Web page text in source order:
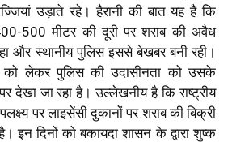
उड़ाते रहे। हैरानी की बात यह है कि
500 मीटर की दूरी पर शराब की अवैध
और स्थानीय पुलिस इससे बेखबर बनी रही।
को लेकर पुलिस की उदासीनता को उसके
देखा जा रहा है। उल्लेखनीय है कि राष्ट्रीय
पर लाइसेंसी दुकानों पर शराब की बिक्री
इन दिनों को बकायदा शासन के द्वारा शुष्क